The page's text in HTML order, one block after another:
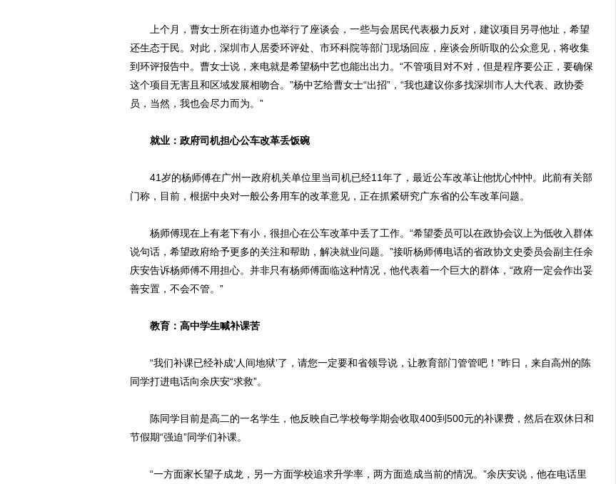
上个月，曹女士所在街道办也举行了座谈会，一些与会居民代表极力反对，建议项目另寻他址，希望
还生态于民。对此，深圳市人居委环评处、市环科院等部门现场回应，座谈会所听取的公众意见，将收集
到环评报告中。曹女士说，来电就是希望杨中艺也能出出力。“不管项目对不对，但是程序要公正，要确保
这个项目无害且和区域发展相吻合。”杨中艺给曹女士“出招”，“我也建议你多找深圳市人大代表、政协委
员，当然，我也会尽力而为。”
就业：政府司机担心公车改革丢饭碗
41岁的杨师傅在广州一政府机关单位里当司机已经11年了，最近公车改革让他忧心忡忡。此前有关部
门称，目前，根据中央对一般公务用车的改革意见，正在抓紧研究广东省的公车改革问题。
杨师傅现在上有老下有小，很担心在公车改革中丢了工作。“希望委员可以在政协会议上为低收入群体
说句话，希望政府给予更多的关注和帮助，解决就业问题。”接听杨师傅电话的省政协文史委员会副主任余
庆安告诉杨师傅不用担心。并非只有杨师傅面临这种情况，他代表着一个巨大的群体，“政府一定会作出妥
善安置，不会不管。”
教育：高中学生喊补课苦
“我们补课已经补成‘人间地狱’了，请您一定要和省领导说，让教育部门管管吧！”昨日，来自高州的陈
同学打进电话向余庆安“求救”。
陈同学目前是高二的一名学生，他反映自己学校每学期会收取400到500元的补课费，然后在双休日和
节假期“强迫”同学们补课。
“一方面家长望子成龙，另一方面学校追求升学率，两方面造成当前的情况。”余庆安说，他在电话里